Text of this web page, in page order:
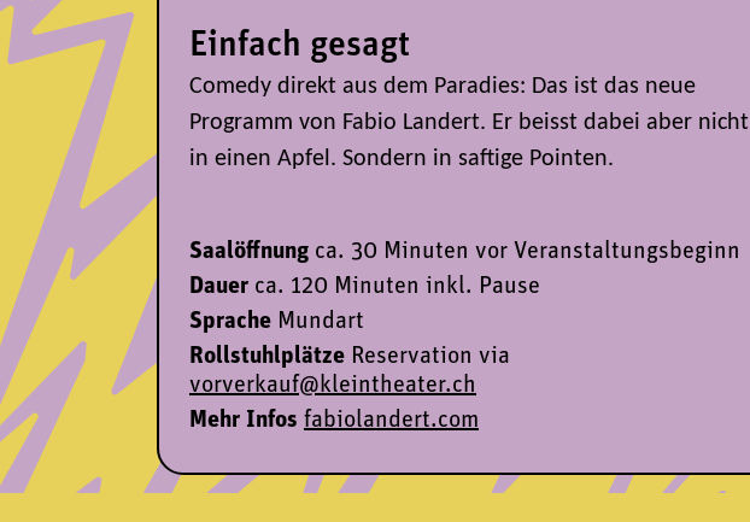
Einfach gesagt
Comedy direkt aus dem Paradies: Das ist das neue
Programm von Fabio Landert. Er beisst dabei aber nicht
in einen Apfel. Sondern in saftige Pointen.
Saalöffnung ca. 30 Minuten vor Veranstaltungsbeginn
Dauer ca. 120 Minuten inkl. Pause
Sprache Mundart
Rollstuhlplätze Reservation via
vorverkauf@kleintheater.ch
Mehr Infos fabiolandert.com